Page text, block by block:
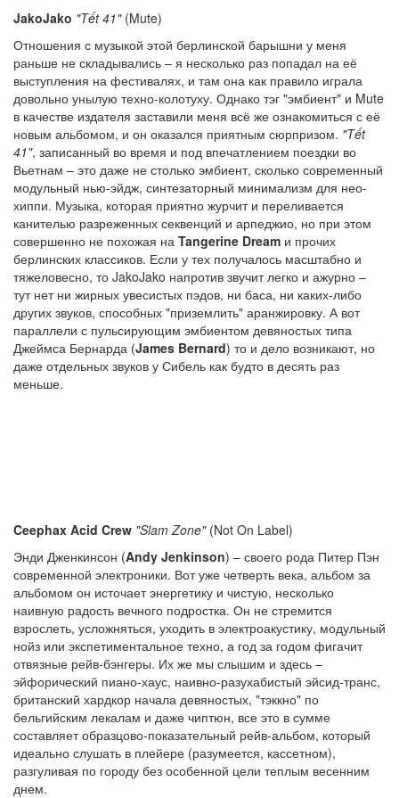
JakoJako "Tết 41"(Mute)
Отношения с музыкой этой берлинской барышни у меня
раньше не складывались – я несколько раз попадал на её
выступления на фестивалях, и там она как правило играла
довольно унылую техно-колотуху. Однако тэг "эмбиент" и Mute
в качестве издателя заставили меня всё же ознакомиться с её
новым альбомом, и он оказался приятным сюрпризом. "Tết
41", записанный во время и под впечатлением поездки во
Вьетнам – это даже не столько эмбиент, сколько современный
модульный нью-эйдж, синтезаторный минимализм для нео-
хиппи. Музыка, которая приятно журчит и переливается
канителью разреженных секвенций и арпеджио, но при этом
совершенно не похожая на Tangerine Dream и прочих
берлинских классиков. Если у тех получалось масштабно и
тяжеловесно, то JakoJako напротив звучит легко и ажурно –
тут нет ни жирных увесистых пэдов, ни баса, ни каких-либо
других звуков, способных "приземлить" аранжировку. А вот
параллели с пульсирующим эмбиентом девяностых типа
Джеймса Бернарда (James Bernard) то и дело возникают, но
даже отдельных звуков у Сибель как будто в десять раз
меньше.
Ceephax Acid Crew "Slam Zone"(Not On Label)
Энди Дженкинсон (Andy Jenkinson) – своего рода Питер Пэн
современной электроники. Вот уже четверть века, альбом за
альбомом он источает энергетику и чистую, несколько
наивную радость вечного подростка. Он не стремится
взрослеть, усложняться, уходить в электроакустику, модульный
нойз или экспетиментальное техно, а год за годом фигачит
отвязные рейв-бэнгеры. Их же мы слышим и здесь –
эйфорический пиано-хаус, наивно-разухабистый эйсид-транс,
британский хардкор начала девяностых, "тэккно" по
бельгийским лекалам и даже чиптюн, все это в сумме
составляет образцово-показательный рейв-альбом, который
идеально слушать в плейере (разумеется, кассетном),
разгуливая по городу без особенной цели теплым весенним
днем.